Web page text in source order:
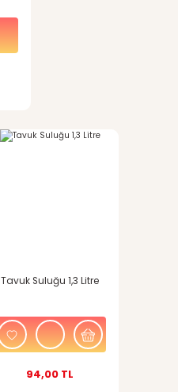
Tavuk Suluğu 1,3 Litre
94,00 TL